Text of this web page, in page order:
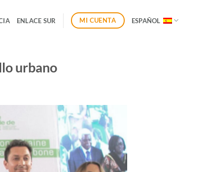
ENLACE SUR MI CUENTA ESPAÑOL
urbano